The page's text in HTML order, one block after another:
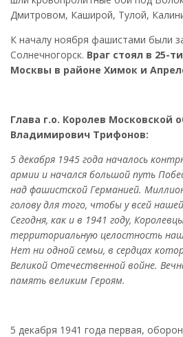
Дмитровом, Каширой, Тулой,
К началу ноября фашистами были
Солнечногорск. Враг стоял в 25-
Москвы в районе Химок и
Глава г.о. Королев Московской
Владимирович Трифонов:
5 декабря 1945 года началось
армии и начался большой путь
над фашистской Германией.
голову для того, чтобы у всей
Сегодня, как и в 1941 году,
территориальную целостность
Нет ни одной семьи, в сердцах
Великой Отечественной войне.
память великим Героям.
5 декабря 1941 года первая,